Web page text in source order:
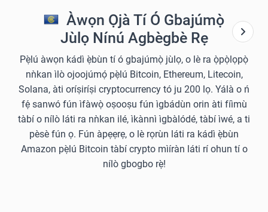
Àwọn Ọjà Tí Ó Gbajúmọ̀
Jùlọ Nínú Agbègbè Rẹ
Pẹ̀lú àwọn kádì ẹ̀bùn tí ó gbajúmọ̀ jùlọ, o lè ra ọ̀pọ̀lọpọ̀
nǹkan ìlò ojoojúmọ́ pẹ̀lú Bitcoin, Ethereum, Litecoin,
Solana, àti oríṣiríṣi cryptocurrency tó ju 200 lọ. Yálà o ń
fẹ́ sanwó fún ìfàwọ̀ oṣooṣu fún ìgbádùn orin àti fíìmù
tàbí o nílò láti ra nǹkan ilé, ìkànnì ìgbàlódé, tàbí ìwé, a ti
pèsè fún ọ. Fún àpẹẹrẹ, o lè rọrùn láti ra kádì ẹ̀bùn
Amazon pẹ̀lú Bitcoin tàbí crypto mìíràn láti rí ohun tí o
nílò gbogbo rẹ̀!